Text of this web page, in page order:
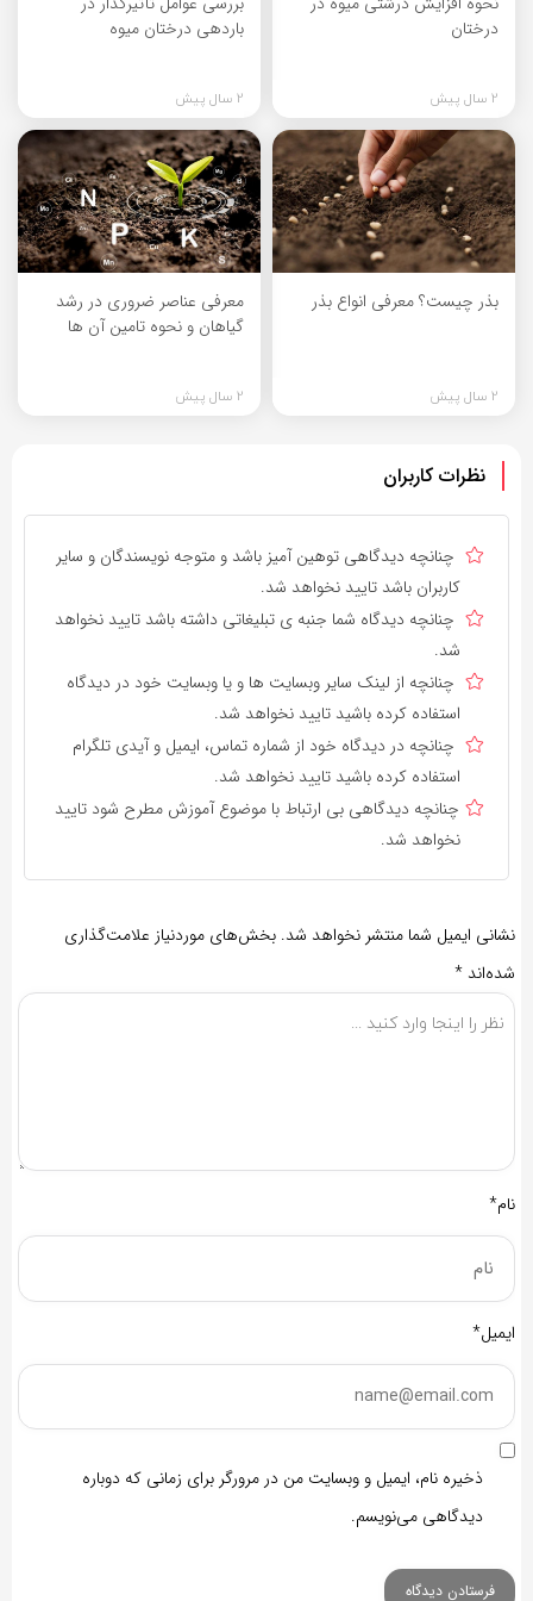
درختان
2 سال پیش
باردهی درختان میوه
2 سال پیش
بذر چیست؟ معرفی انواع بذر
2 سال پیش
معرفی عناصر ضروری در رشد
گیاهان و نحوه تامین آن ها
2 سال پیش
نظرات کاربران
چنانچه دیدگاهی توهین آمیز باشد و متوجه نویسندگان و سایر
کاربران باشد تایید نخواهد شد.
چنانچه دیدگاه شما جنبه ی تبلیغاتی داشته باشد تایید نخواهد
شد.
چنانچه از لینک سایر وبسایت ها و یا وبسایت خود در دیدگاه
استفاده کرده باشید تایید نخواهد شد.
چنانچه در دیدگاه خود از شماره تماس، ایمیل و آیدی تلگرام
استفاده کرده باشید تایید نخواهد شد.
چنانچه دیدگاهی بی ارتباط با موضوع آموزش مطرح شود تایید
نخواهد شد.
نشانی ایمیل شما منتشر نخواهد شد. بخش‌های موردنیاز علامت‌گذاری
شده‌اند *
نام*
ایمیل*
ذخیره نام، ایمیل و وبسایت من در مرورگر برای زمانی که دوباره
دیدگاهی می‌نویسم.